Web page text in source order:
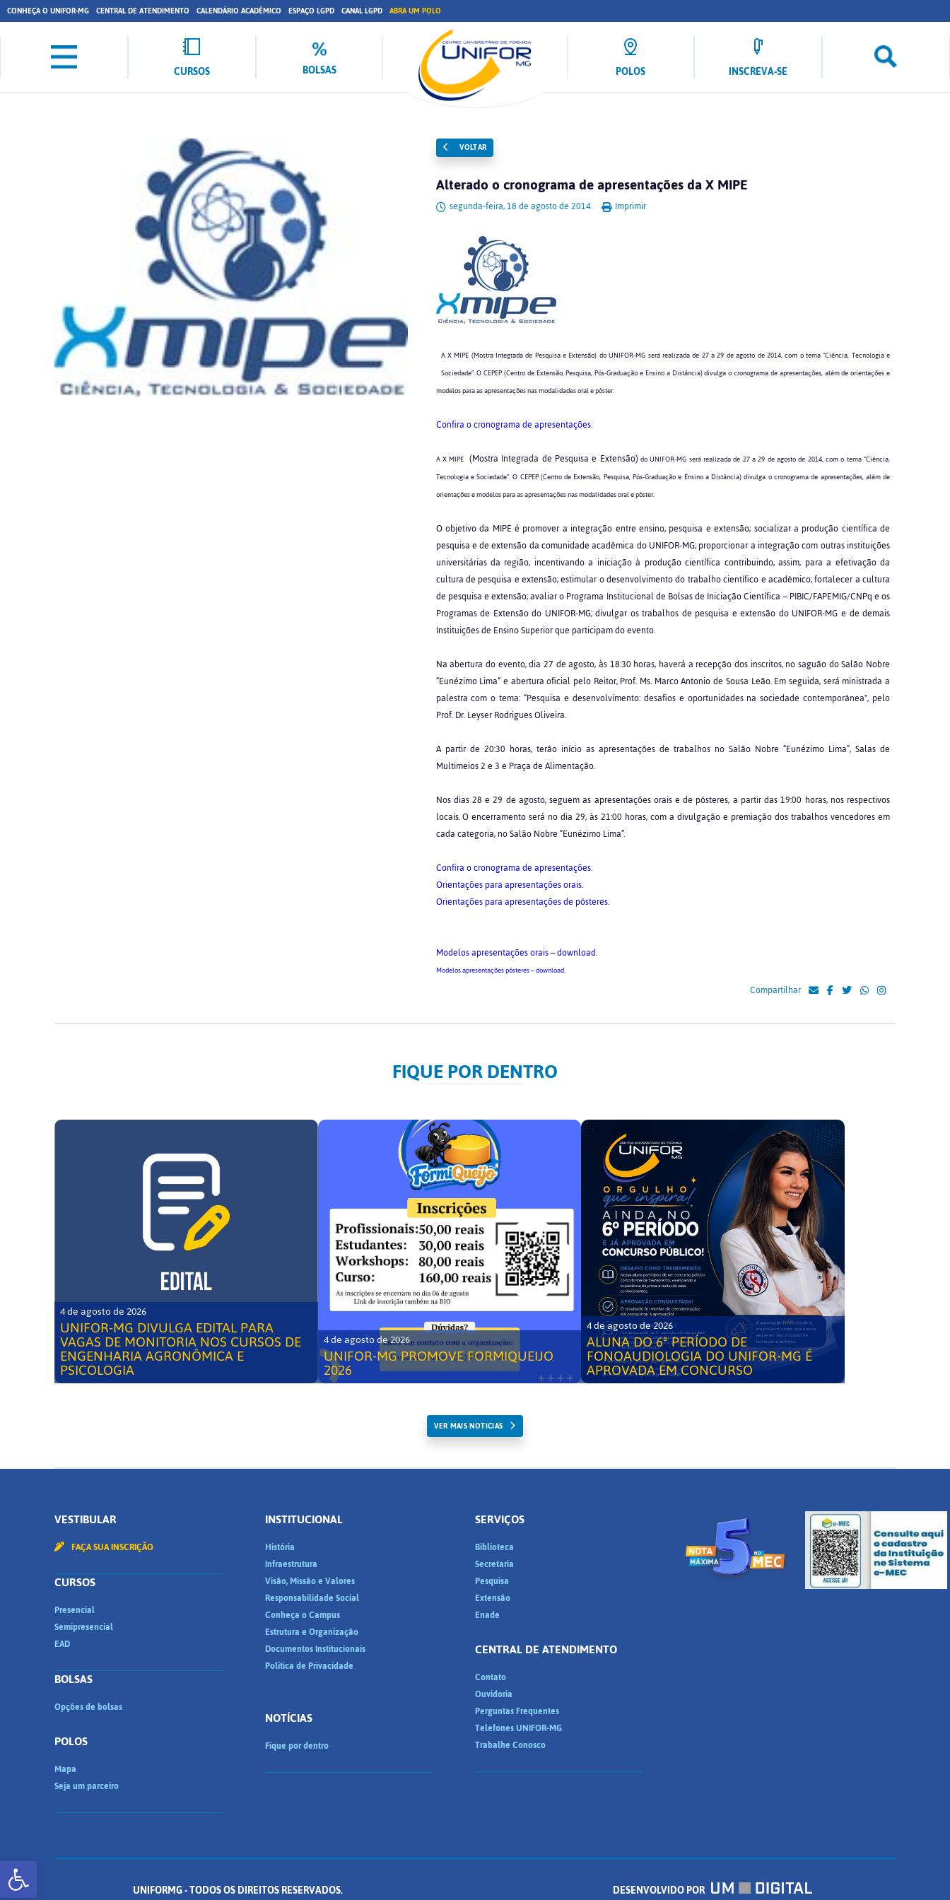
Abrir a barra de ferramentas
CONHEÇA O UNIFOR-MG CENTRAL DE ATENDIMENTO CALENDÁRIO ACADÊMICO ESPAÇO LGPD CANAL LGPD ABRA UM POLO
CURSOS BOLSAS POLOS INSCREVA-SE
VOLTAR
Alterado o cronograma de apresentações da X MIPE
segunda-feira, 18 de agosto de 2014. Imprimir
A X MIPE (Mostra Integrada de Pesquisa e Extensão) do UNIFOR-MG será realizada de 27 a 29 de agosto de 2014, com o tema “Ciência, Tecnologia e
Sociedade”. O CEPEP (Centro de Extensão, Pesquisa, Pós-Graduação e Ensino a Distância) divulga o cronograma de apresentações, além de orientações e
modelos para as apresentações nas modalidades oral e pôster.
Confira o cronograma de apresentações.
A X MIPE (Mostra Integrada de Pesquisa e Extensão) do UNIFOR-MG será realizada de 27 a 29 de agosto de 2014, com o tema “Ciência,
Tecnologia e Sociedade”. O CEPEP (Centro de Extensão, Pesquisa, Pós-Graduação e Ensino a Distância) divulga o cronograma de apresentações, além de
orientações e modelos para as apresentações nas modalidades oral e pôster.
O objetivo da MIPE é promover a integração entre ensino, pesquisa e extensão; socializar a produção científica de
pesquisa e de extensão da comunidade acadêmica do UNIFOR-MG; proporcionar a integração com outras instituições
universitárias da região, incentivando a iniciação à produção científica contribuindo, assim, para a efetivação da
cultura de pesquisa e extensão; estimular o desenvolvimento do trabalho científico e acadêmico; fortalecer a cultura
de pesquisa e extensão; avaliar o Programa Institucional de Bolsas de Iniciação Científica – PIBIC/FAPEMIG/CNPq e os
Programas de Extensão do UNIFOR-MG; divulgar os trabalhos de pesquisa e extensão do UNIFOR-MG e de demais
Instituições de Ensino Superior que participam do evento.
Na abertura do evento, dia 27 de agosto, às 18:30 horas, haverá a recepção dos inscritos, no saguão do Salão Nobre
“Eunézimo Lima” e abertura oficial pelo Reitor, Prof. Ms. Marco Antonio de Sousa Leão. Em seguida, será ministrada a
palestra com o tema: “Pesquisa e desenvolvimento: desafios e oportunidades na sociedade contemporânea", pelo
Prof. Dr. Leyser Rodrigues Oliveira.
A partir de 20:30 horas, terão início as apresentações de trabalhos no Salão Nobre “Eunézimo Lima”, Salas de
Multimeios 2 e 3 e Praça de Alimentação.
Nos dias 28 e 29 de agosto, seguem as apresentações orais e de pôsteres, a partir das 19:00 horas, nos respectivos
locais. O encerramento será no dia 29, às 21:00 horas, com a divulgação e premiação dos trabalhos vencedores em
cada categoria, no Salão Nobre “Eunézimo Lima”.
Confira o cronograma de apresentações.
Orientações para apresentações orais.
Orientações para apresentações de pôsteres.
Modelos apresentações orais – download.
Modelos apresentações pôsteres – download.
Compartilhar
FIQUE POR DENTRO
4 de agosto de 2026
UNIFOR-MG DIVULGA EDITAL PARA
VAGAS DE MONITORIA NOS CURSOS DE
ENGENHARIA AGRONÔMICA E
PSICOLOGIA
4 de agosto de 2026
UNIFOR-MG PROMOVE FORMIQUEIJO
2026
4 de agosto de 2026
ALUNA DO 6° PERÍODO DE
FONOAUDIOLOGIA DO UNIFOR-MG É
APROVADA EM CONCURSO
VER MAIS NOTICIAS
VESTIBULAR
FAÇA SUA INSCRIÇÃO
CURSOS
Presencial
Semipresencial
EAD
BOLSAS
Opções de bolsas
POLOS
Mapa
Seja um parceiro
INSTITUCIONAL
História
Infraestrutura
Visão, Missão e Valores
Responsabilidade Social
Conheça o Campus
Estrutura e Organização
Documentos Institucionais
Política de Privacidade
NOTÍCIAS
Fique por dentro
SERVIÇOS
Biblioteca
Secretaria
Pesquisa
Extensão
Enade
CENTRAL DE ATENDIMENTO
Contato
Ouvidoria
Perguntas Frequentes
Telefones UNIFOR-MG
Trabalhe Conosco
UNIFORMG - TODOS OS DIREITOS RESERVADOS. DESENVOLVIDO POR